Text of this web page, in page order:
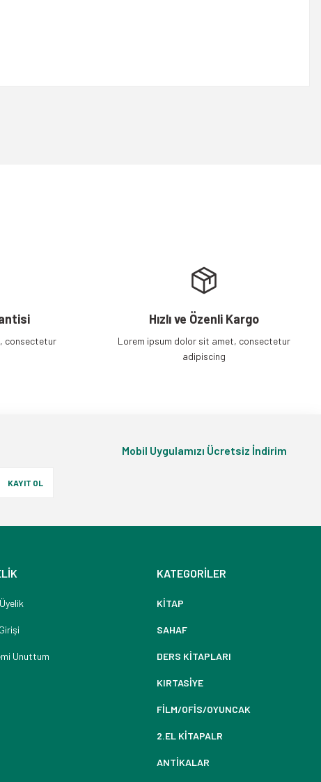
consectetur
Hızlı ve Özenli Kargo
Lorem ipsum dolor sit amet, consectetur
adipiscing
KAYIT OL
Mobil Uygulamızı Ücretsiz İndirim
Unuttum
KATEGORİLER
KİTAP
SAHAF
DERS KİTAPLARI
KIRTASİYE
FİLM/OFİS/OYUNCAK
2.EL KİTAPALR
ANTİKALAR